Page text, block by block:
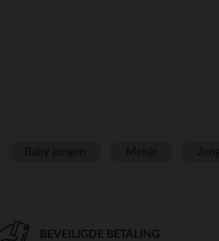
BEVEILIGDE BETALING